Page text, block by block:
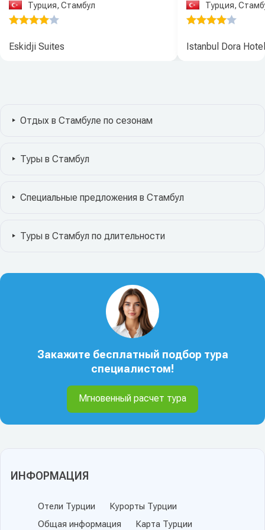
ИНФОРМАЦИЯ
Отели Турции
Курорты Турции
Общая информация
Карта Турции
Турция, Стамбул
Eskidji Suites
Турция,
Istanbul Dora Hotel
Отдых в Стамбуле по сезонам
Туры в Стамбул
Специальные предложения в Стамбул
Туры в Стамбул по длительности
Закажите бесплатный подбор тура
специалистом!
Мгновенный расчет тура